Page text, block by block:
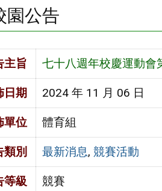
園公告
主旨 七十八週年校慶運動
日期 2024 年 11 月 06 日
單位 體育組
類別 最新消息, 競賽活動
等級 競賽